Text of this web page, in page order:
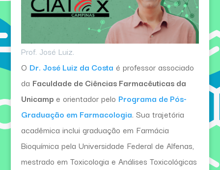
Prof. José Luiz.
O Dr. José Luiz da Costa é professor associado
da Faculdade de Ciências Farmacêuticas da
Unicampe orientador pelo Programa de Pós-
Graduação em Farmacologia. Sua trajetória
acadêmica inclui graduação em Farmácia
Bioquímica pela Universidade Federal de Alfenas,
mestrado em Toxicologia e Análises Toxicológicas